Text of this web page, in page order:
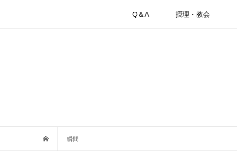
Q＆A 摂理・教会
瞬間